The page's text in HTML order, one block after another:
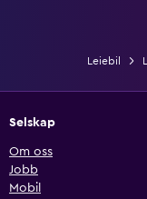
Leiebil
Selskap
Om oss
Jobb
Mobil